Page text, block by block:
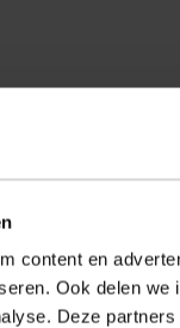
content en
Ook delen
Deze
kan namelijk
laagje onder een